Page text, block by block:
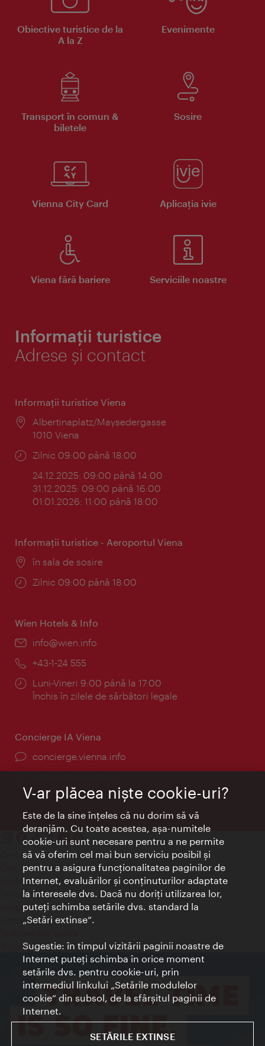
Obiective turistice de la
A la Z
Evenimente
Transport în comun &
biletele
Sosire
Vienna City Card Aplicaţia ivie
Viena fără bariere Serviciile noastre
Informații turistice
Adrese și contact
Informaţii turistice Viena
Locul:
Albertinaplatz/Maysedergasse
1010 Viena
Program:
Zilnic 09:00 până 18:00
24.12.2025: 09:00 până 14:00
31.12.2025: 09:00 până 16:00
01.01.2026: 11:00 până 18:00
Informaţii turistice - Aeroportul Viena
Locul:
în sala de sosire
Program:
Zilnic 09:00 până 18:00
Wien Hotels & Info
E-
info@wien.info
Telefon:
+43-1-24 555
Program:
Luni-Vineri 9:00 până la 17:00
Închis în zilele de sărbători legale
Concierge IA Viena
concierge.vienna.info
Contact
Credits
Declaraţie privind protecţia datelor
Terms of Use
Accesibilitate
Contact presa
© Copyright Wien Tourismus
V-ar plăcea nişte cookie-uri?
Este de la sine înţeles că nu dorim să vă
deranjăm. Cu toate acestea, aşa-numitele
cookie-uri sunt necesare pentru a ne permite
să vă oferim cel mai bun serviciu posibil şi
pentru a asigura funcţionalitatea paginilor de
Internet, evaluărilor şi conţinuturilor adaptate
la interesele dvs. Dacă nu doriţi utilizarea lor,
puteţi schimba setările dvs. standard la
„Setări extinse“.
Sugestie: în timpul vizitării paginii noastre de
Internet puteţi schimba în orice moment
setările dvs. pentru cookie-uri, prin
intermediul linkului „Setările modulelor
cookie“ din subsol, de la sfârşitul paginii de
Internet.
SETĂRILE EXTINSE